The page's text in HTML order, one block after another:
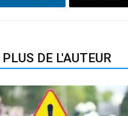
PLUS DE L'AUTEUR